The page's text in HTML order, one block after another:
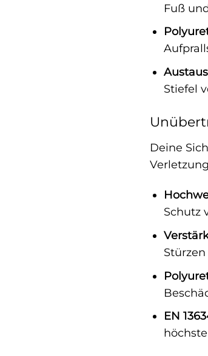
Fuß
Stiefel
Deine
Schutz
EN